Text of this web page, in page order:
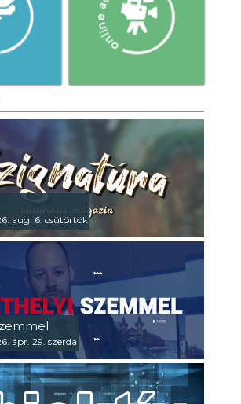
aug. 6. csütörtök
ápr. 29. szerda